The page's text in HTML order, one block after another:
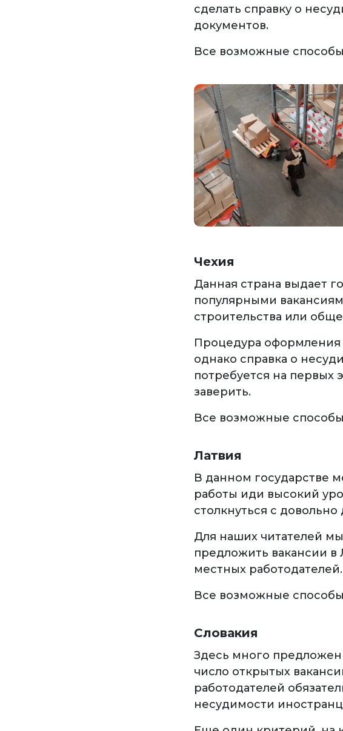
сделать справку о
документов.
Все возможные способы
Чехия
Данная страна выдает
популярными
строительства или
Процедура оформления
однако справка о
потребуется на первых
заверить.
Все возможные способы
Латвия
В данном государстве
работы иди высокий
столкнуться с
Для наших читателей
предложить вакансии в
местных работодателей.
Все возможные способы
Словакия
Здесь много
число открытых
работодателей
несудимости